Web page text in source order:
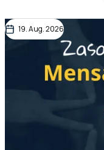
19. Aug. 2026